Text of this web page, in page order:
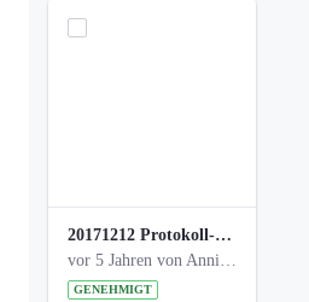
20171212 Protokoll-Klettergerüst-3b-neu-.pdf
vor 5 Jahren von Anni Schlumberger
GENEHMIGT